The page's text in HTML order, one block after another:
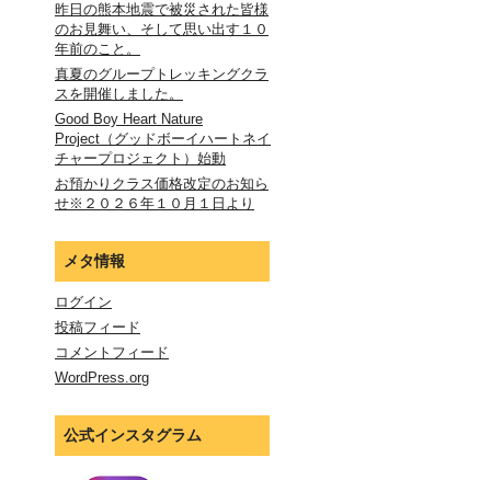
昨日の熊本地震で被災された皆様
のお見舞い、そして思い出す１０
年前のこと。
真夏のグループトレッキングクラ
スを開催しました。
Good Boy Heart Nature
Project（グッドボーイハートネイ
チャープロジェクト）始動
お預かりクラス価格改定のお知ら
せ※２０２６年１０月１日より
メタ情報
ログイン
投稿フィード
コメントフィード
WordPress.org
公式インスタグラム